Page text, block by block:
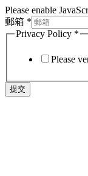
Please enable
郵箱 *
Privacy Policy *
Please
提交